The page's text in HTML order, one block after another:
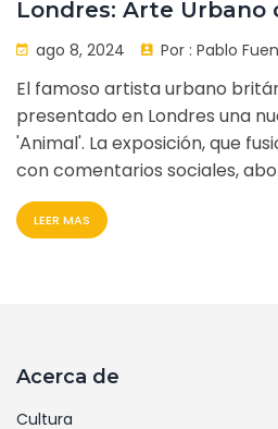
Londres: Arte Urbano
Social
ago 8, 2024 Por : Pablo
El famoso artista urbano
presentado en Londres una
'Animal'. La exposición, que
con comentarios sociales,
pérdida de hábitat y el
silvestre y los humanos,
LEER MAS
Acerca de
Cultura